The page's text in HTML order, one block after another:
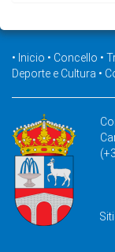
• Inicio • Concello •
Deporte e Cultura •